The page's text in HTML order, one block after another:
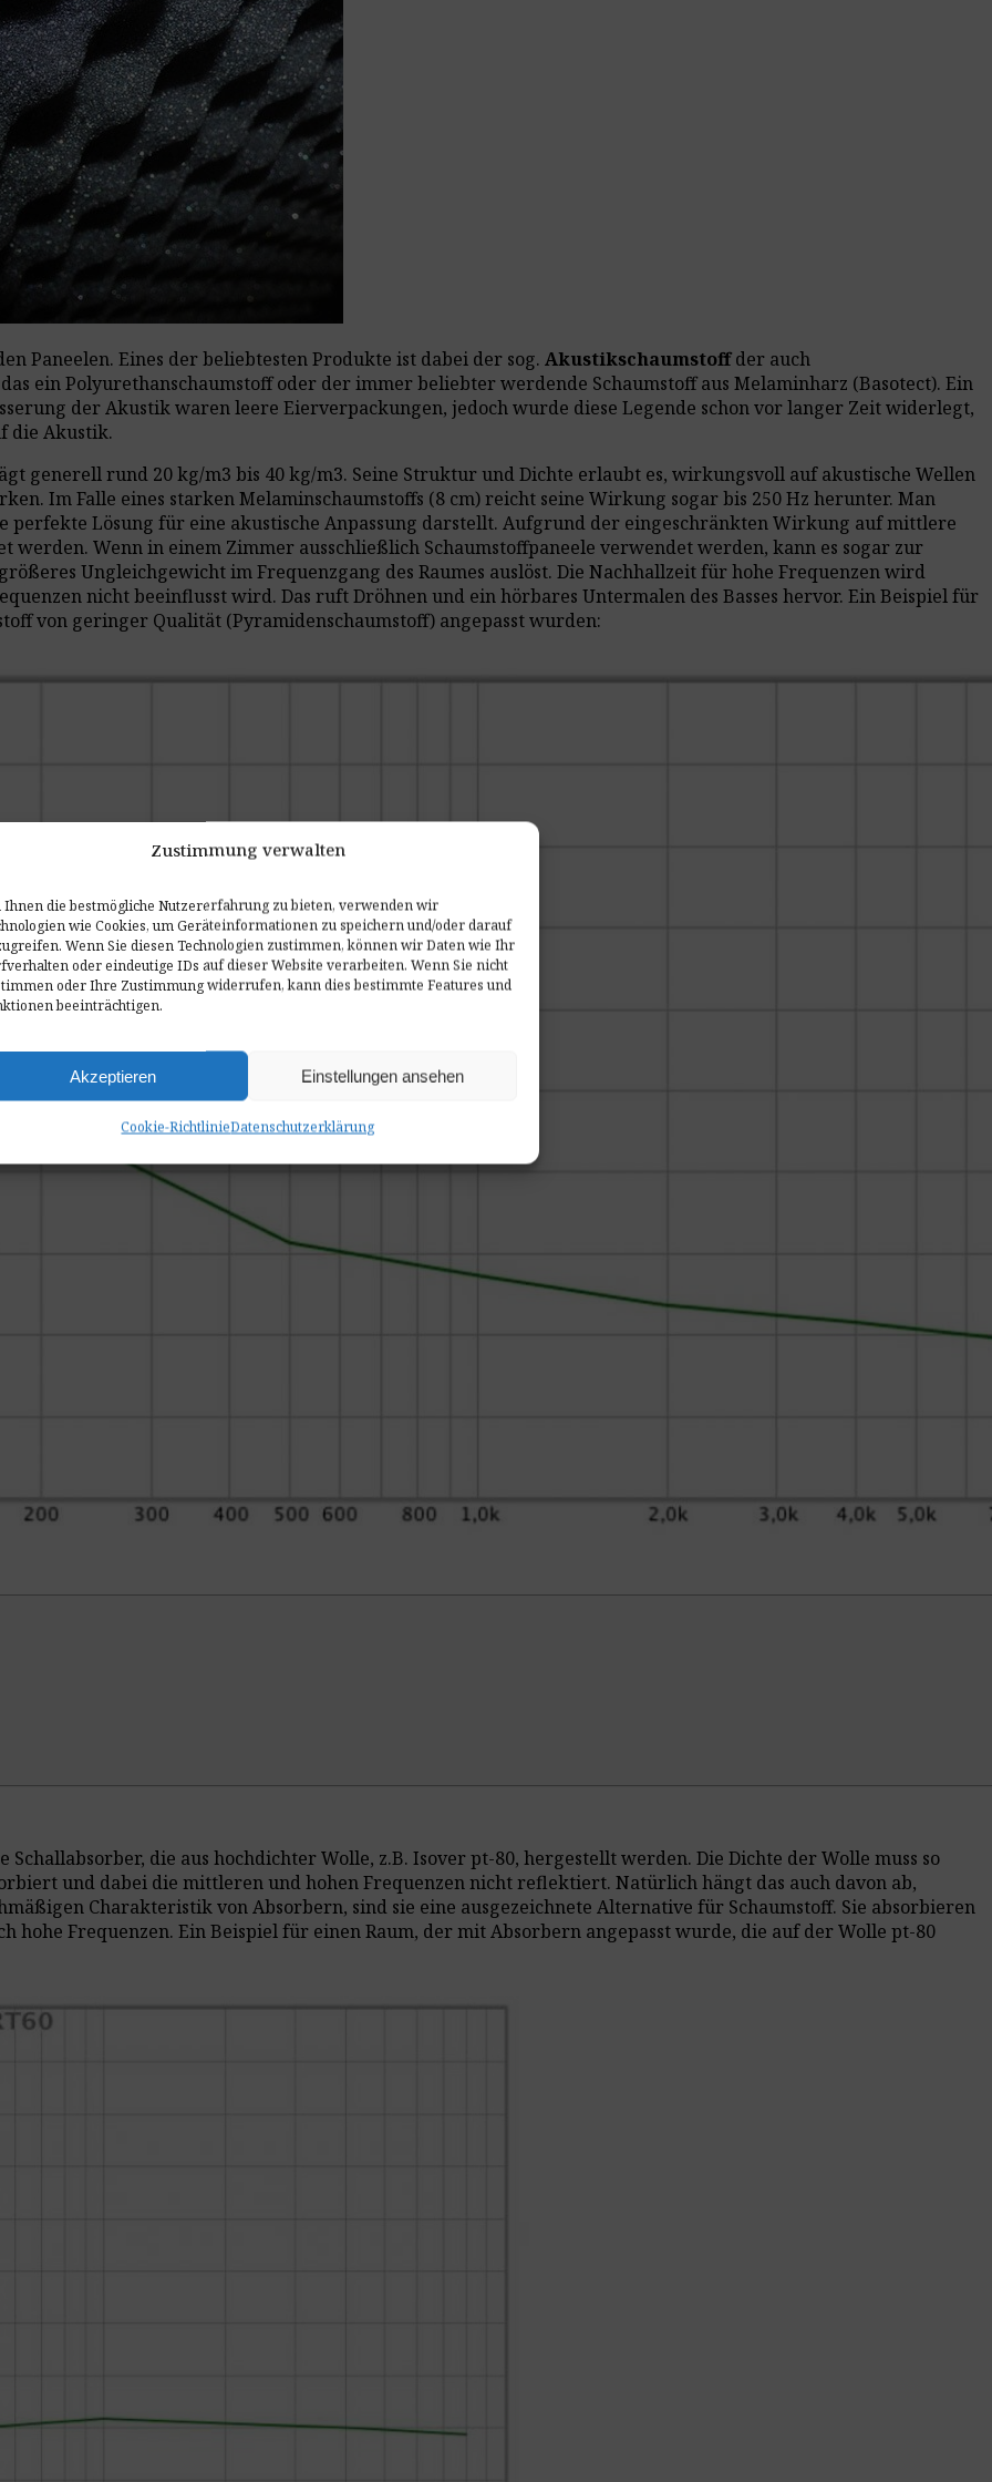
Zustimmung verwalten
Ihnen die bestmögliche Nutzererfahrung zu bieten, verwenden wir
wie Cookies, um Geräteinformationen zu speichern und/oder darauf
Wenn Sie diesen Technologien zustimmen, können wir Daten wie Ihr
oder eindeutige IDs auf dieser Website verarbeiten. Wenn Sie nicht
oder Ihre Zustimmung widerrufen, kann dies bestimmte Features und
beeinträchtigen.
Akzeptieren Einstellungen ansehen
Cookie-RichtlinieDatenschutzerklärung
Paneelen. Eines der beliebtesten Produkte ist dabei der sog. Akustikschaumstoffder auch
ein Polyurethanschaumstoff oder der immer beliebter werdende Schaumstoff aus Melaminharz (Basotect). Ein
der Akustik waren leere Eierverpackungen, jedoch wurde diese Legende schon vor langer Zeit widerlegt,
die Akustik.
generell rund 20 kg/m3 bis 40 kg/m3. Seine Struktur und Dichte erlaubt es, wirkungsvoll auf akustische Wellen
Im Falle eines starken Melaminschaumstoffs (8 cm) reicht seine Wirkung sogar bis 250 Hz herunter. Man
perfekte Lösung für eine akustische Anpassung darstellt. Aufgrund der eingeschränkten Wirkung auf mittlere
Wenn in einem Zimmer ausschließlich Schaumstoffpaneele verwendet werden, kann es sogar zur
Ungleichgewicht im Frequenzgang des Raumes auslöst. Die Nachhallzeit für hohe Frequenzen wird
nicht beeinflusst wird. Das ruft Dröhnen und ein hörbares Untermalen des Basses hervor. Ein Beispiel für
von geringer Qualität (Pyramidenschaumstoff) angepasst wurden:
die aus hochdichter Wolle, z.B. Isover pt-80, hergestellt werden. Die Dichte der Wolle muss so
und dabei die mittleren und hohen Frequenzen nicht reflektiert. Natürlich hängt das auch davon ab,
Charakteristik von Absorbern, sind sie eine ausgezeichnete Alternative für Schaumstoff. Sie absorbieren
hohe Frequenzen. Ein Beispiel für einen Raum, der mit Absorbern angepasst wurde, die auf der Wolle pt-80